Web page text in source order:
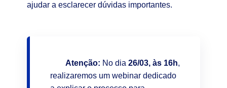
ajudar a esclarecer dúvidas importantes.
Atenção: No dia 26/03, às 16h,
realizaremos um webinar dedicado